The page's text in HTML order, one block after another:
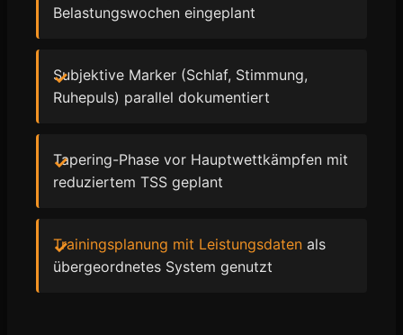
Belastungswochen eingeplant
Subjektive Marker (Schlaf, Stimmung,
Ruhepuls) parallel dokumentiert
Tapering-Phase vor Hauptwettkämpfen mit
reduziertem TSS geplant
Trainingsplanung mit Leistungsdaten als
übergeordnetes System genutzt